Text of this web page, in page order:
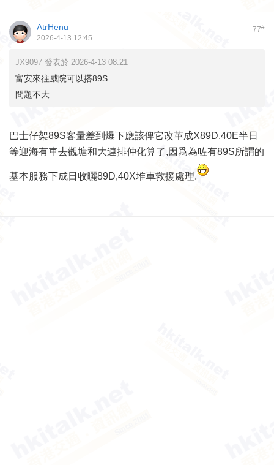
77#
AtrHenu
2026-4-13 12:45
JX9097 發表於 2026-4-13 08:21
富安來往威院可以搭89S
問題不大
巴士仔架89S客量差到爆下應該俾它改革成X89D,40E半日
等迎海有車去觀塘和大連排仲化算了,因爲為咗有89S所謂的
基本服務下成日收曬89D,40X堆車救援處理.